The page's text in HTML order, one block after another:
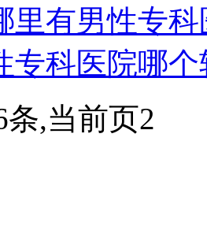
里有男性专科
专科医院哪
条,当前页2